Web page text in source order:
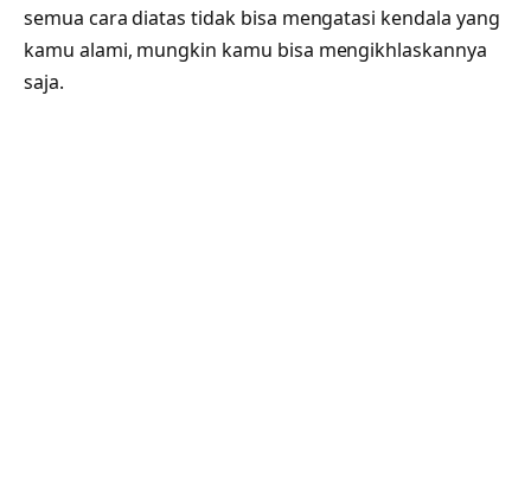
semua cara diatas tidak bisa mengatasi kendala yang
kamu alami, mungkin kamu bisa mengikhlaskannya
saja.